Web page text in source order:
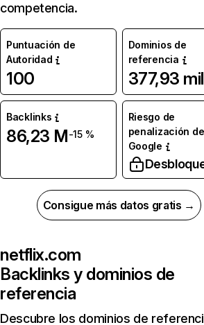
competencia.
Puntuación de
Autoridad
100
Dominios de
referencia
377,93 mil
Backlinks
86,23 M-15 %
Riesgo de
penalización de
Google
Consigue más datos gratis →
netflix.com
Backlinks y dominios de
referencia
Descubre los dominios de